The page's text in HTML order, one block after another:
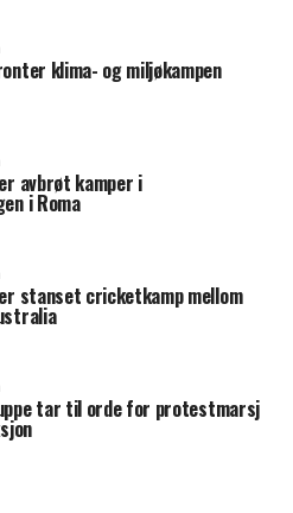
klima- og miljøkampen
avbrøt kamper i
i Roma
stanset cricketkamp mellom
tar til orde for protestmarsj